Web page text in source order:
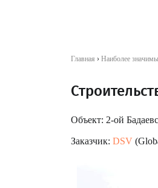
Главная › Наиболее
Объект: 2-ой
Заказчик: DSV